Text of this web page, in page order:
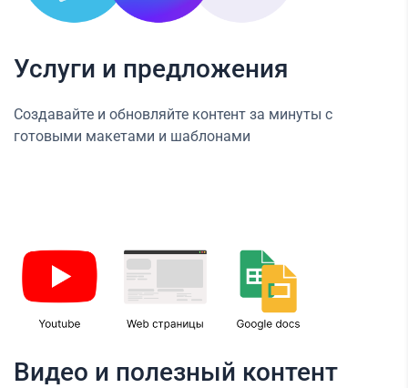
Услуги и предложения
Создавайте и обновляйте контент за минуты с
готовыми макетами и шаблонами
Видео и полезный контент